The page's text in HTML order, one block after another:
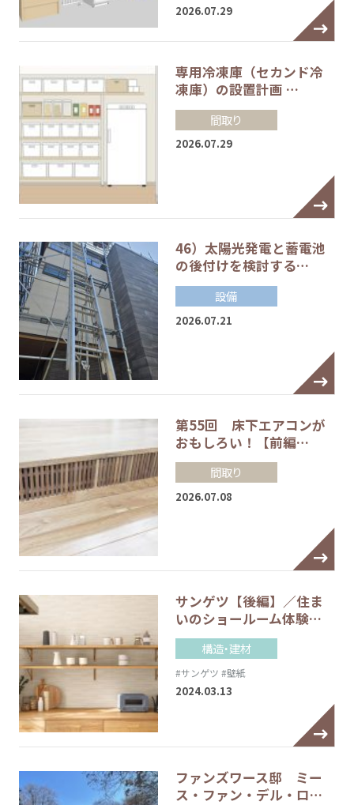
2026.07.29
専用冷凍庫（セカンド冷
凍庫）の設置計画 …
間取り
2026.07.29
46）太陽光発電と蓄電池
の後付けを検討する…
設備
2026.07.21
第55回 床下エアコンが
おもしろい！【前編…
間取り
2026.07.08
サンゲツ【後編】／住ま
いのショールーム体験…
構造・建材
#サンゲツ #壁紙
2024.03.13
ファンズワース邸 ミー
ス・ファン・デル・ロ…